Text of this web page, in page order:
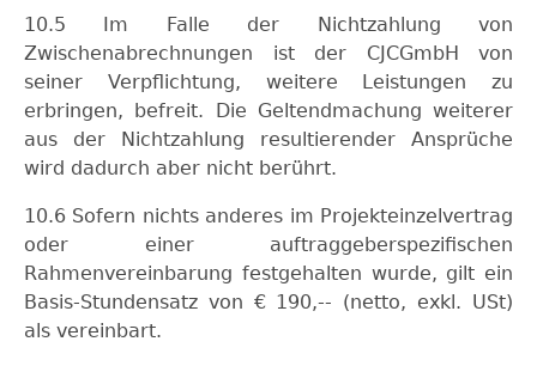
10.5 Im Falle der Nichtzahlung von
Zwischenabrechnungen ist der CJCGmbH von
seiner Verpflichtung, weitere Leistungen zu
erbringen, befreit. Die Geltendmachung weiterer
aus der Nichtzahlung resultierender Ansprüche
wird dadurch aber nicht berührt.
10.6 Sofern nichts anderes im Projekteinzelvertrag
oder einer auftraggeberspezifischen
Rahmenvereinbarung festgehalten wurde, gilt ein
Basis-Stundensatz von € 190,-- (netto, exkl. USt)
als vereinbart.